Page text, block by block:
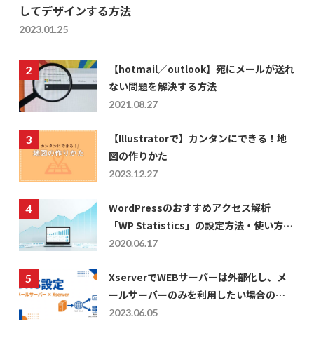
してデザインする方法
2023.01.25
【hotmail／outlook】宛にメールが送れ
ない問題を解決する方法
2021.08.27
【Illustratorで】カンタンにできる！地
図の作りかた
2023.12.27
WordPressのおすすめアクセス解析
「WP Statistics」の設定方法・使い方に
ついて
2020.06.17
XserverでWEBサーバーは外部化し、メ
ールサーバーのみを利用したい場合の
DNS設定
2023.06.05